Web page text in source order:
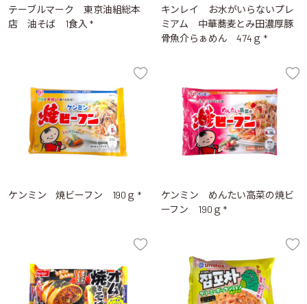
テーブルマーク 東京油組総本
店 油そば 1食入 *
キンレイ お水がいらないプレ
ミアム 中華蕎麦とみ田濃厚豚
骨魚介らぁめん 474ｇ *
ケンミン 焼ビーフン 190ｇ *
ケンミン めんたい高菜の焼ビ
ーフン 190ｇ *